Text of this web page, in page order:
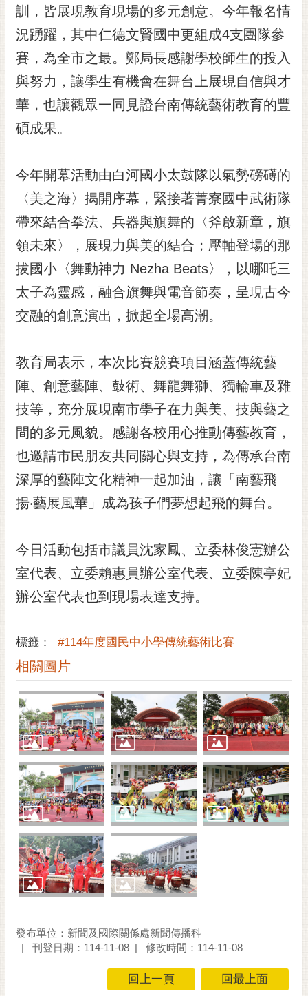
本
隱
私
權
及
安
全
策
資
料
放
宣
告
交
通
位
置
訓，皆展現教育現場的多元創意。今年報名情
況踴躍，其中仁德文賢國中更組成4支團隊參
賽，為全市之最。鄭局長感謝學校師生的投入
與努力，讓學生有機會在舞台上展現自信與才
華，也讓觀眾一同見證台南傳統藝術教育的豐
碩成果。
今年開幕活動由白河國小太鼓隊以氣勢磅礡的
〈美之海〉揭開序幕，緊接著菁寮國中武術隊
帶來結合拳法、兵器與旗舞的〈斧啟新章，旗
領未來〉，展現力與美的結合；壓軸登場的那
拔國小〈舞動神力 Nezha Beats〉，以哪吒三
太子為靈感，融合旗舞與電音節奏，呈現古今
交融的創意演出，掀起全場高潮。
教育局表示，本次比賽競賽項目涵蓋傳統藝
陣、創意藝陣、鼓術、舞龍舞獅、獨輪車及雜
技等，充分展現南市學子在力與美、技與藝之
間的多元風貌。感謝各校用心推動傳藝教育，
也邀請市民朋友共同關心與支持，為傳承台南
深厚的藝陣文化精神一起加油，讓「南藝飛
揚‧藝展風華」成為孩子們夢想起飛的舞台。
今日活動包括市議員沈家鳳、立委林俊憲辦公
室代表、立委賴惠員辦公室代表、立委陳亭妃
辦公室代表也到現場表達支持。
標籤： #114年度國民中小學傳統藝術比賽
相關圖片
發布單位：新聞及國際關係處新聞傳播科
刊登日期：114-11-08
修改時間：114-11-08
回上一頁 回最上面